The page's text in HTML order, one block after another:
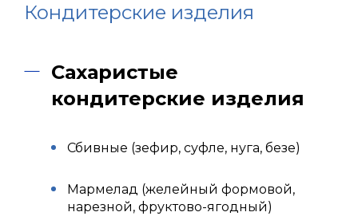
Кондитерские изделия
Сахаристые
кондитерские изделия
Сбивные (зефир, суфле, нуга, безе)
Мармелад (желейный формовой,
нарезной, фруктово-ягодный)